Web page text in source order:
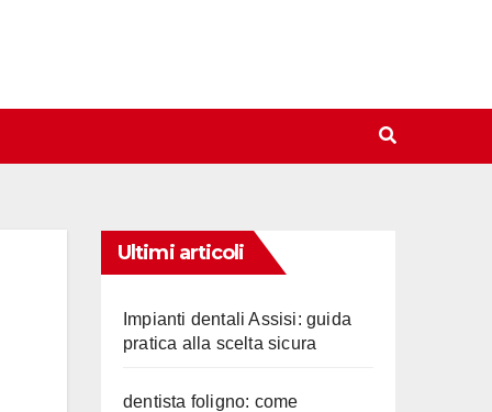
Ultimi articoli
Impianti dentali Assisi: guida
pratica alla scelta sicura
dentista foligno: come